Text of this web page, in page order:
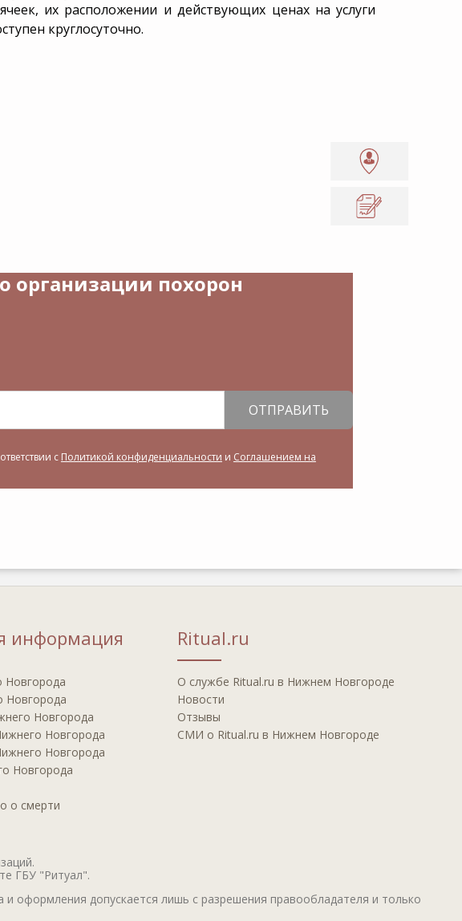
их расположении и действующих ценах на услуги
круглосуточно.
организации похорон
ОТПРАВИТЬ
с Политикой конфиденциальности и Соглашением на
информация
Новгорода
Новгорода
Новгорода
Новгорода
Новгорода
о смерти
Ritual.ru
О службе Ritual.ru в Нижнем Новгороде
Новости
Отзывы
СМИ о Ritual.ru в Нижнем Новгороде
ГБУ "Ритуал".
оформления допускается лишь с разрешения правообладателя и только